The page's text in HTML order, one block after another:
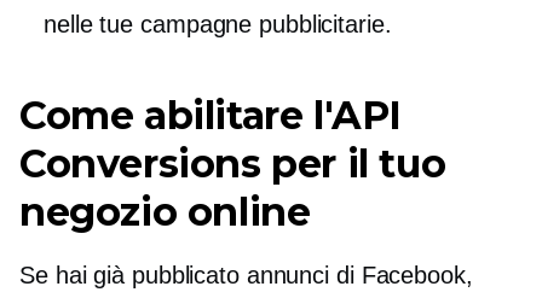
nelle tue campagne pubblicitarie.
Come abilitare l'API
Conversions per il tuo
negozio online
Se hai già pubblicato annunci di Facebook,